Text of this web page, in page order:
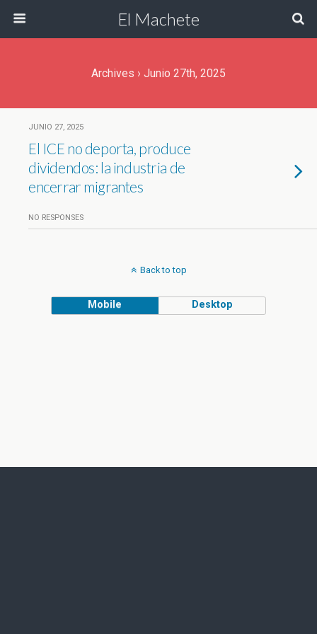
El Machete
Archives › Junio 27th, 2025
JUNIO 27, 2025
El ICE no deporta, produce
dividendos: la industria de
encerrar migrantes
NO RESPONSES
Back to top
Mobile Desktop